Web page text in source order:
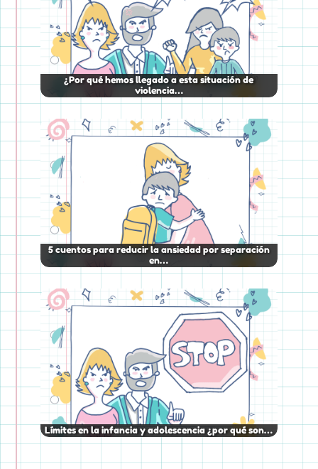
¿Por qué hemos llegado a esta situación de
violencia…
5 cuentos para reducir la ansiedad por separación
en…
Límites en la infancia y adolescencia ¿por qué son…